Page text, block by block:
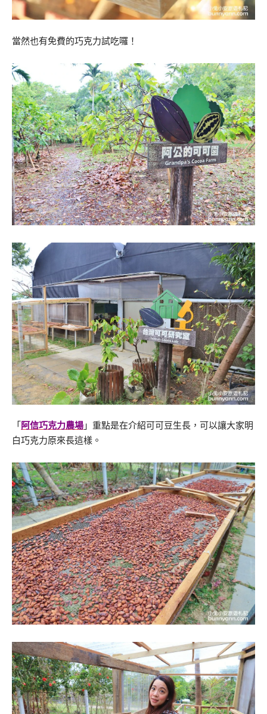
當然也有免費的巧克力試吃囉！
「 阿信巧克力農場 」重點是在介紹可可豆生長，可以讓大家明
白巧克力原來長這樣。